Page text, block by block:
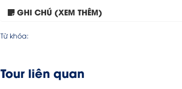
GHI CHÚ (XEM THÊM)
Từ khóa:
Tour liên quan